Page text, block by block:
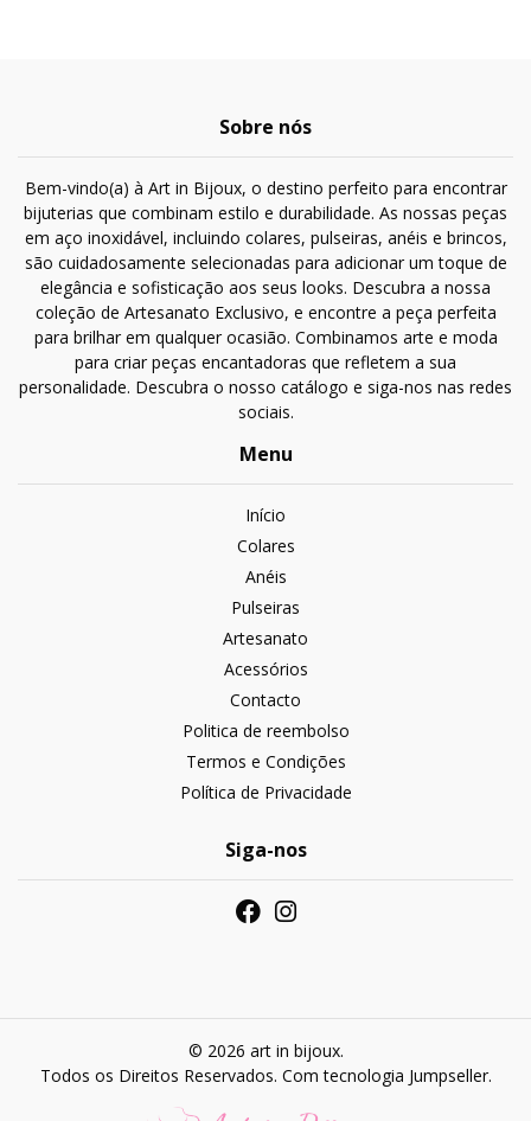
Sobre nós
Bem-vindo(a) à Art in Bijoux, o destino perfeito para encontrar
bijuterias que combinam estilo e durabilidade. As nossas peças
em aço inoxidável, incluindo colares, pulseiras, anéis e brincos,
são cuidadosamente selecionadas para adicionar um toque de
elegância e sofisticação aos seus looks. Descubra a nossa
coleção de Artesanato Exclusivo, e encontre a peça perfeita
para brilhar em qualquer ocasião. Combinamos arte e moda
para criar peças encantadoras que refletem a sua
personalidade. Descubra o nosso catálogo e siga-nos nas redes
sociais.
Menu
Início
Colares
Anéis
Pulseiras
Artesanato
Acessórios
Contacto
Politica de reembolso
Termos e Condições
Política de Privacidade
Siga-nos
© 2026 art in bijoux.
Todos os Direitos Reservados. Com tecnologia Jumpseller.